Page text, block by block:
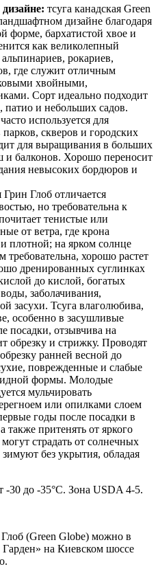
тсуга канадская Green
дизайне благодаря
форме, бархатистой хвое и
как великолепный
рокариев,
где служит отличным
хвойными,
Сорт идеально подходит
патио и небольших садов.
используется для
скверов и городских
для выращивания в больших
и балконов. Хорошо переносит
невысоких бордюров и
Грин Глоб отличается
но требовательна к
тенистые или
от ветра, где крона
плотной; на ярком солнце
хорошо растет
дренированных суглинках
до кислой, богатых
заболачивания,
засухи. Тсуга влаголюбива,
особенно в засушливые
посадки, отзывчива на
обрезку и стрижку. Проводят
ранней весной до
поврежденные и слабые
формы. Молодые
мульчировать
или опилками слоем
годы после посадки в
притенять от яркого
страдать от солнечных
без укрытия, обладая
-30 до -35°C. Зона USDA 4-5.
(Green Globe) можно в
на Киевском шоссе